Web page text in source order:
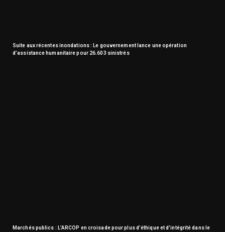
Suite aux récentes inondations : Le gouvernement lance une opération
d’assistance humanitaire pour 26.603 sinistrés
Marchés publics : L’ARCOP en croisade pour plus d’éthique et d’intégrité dans le